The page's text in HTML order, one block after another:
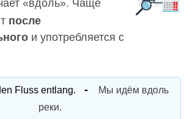
«вдоль». Чаще
после
и употребляется с
Fluss entlang.
Мы идём вдоль
реки.